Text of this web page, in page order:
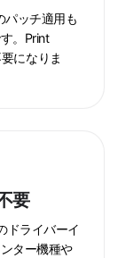
パッチ適用も
。Print
になりま
要
ドライバーイ
ター機種や